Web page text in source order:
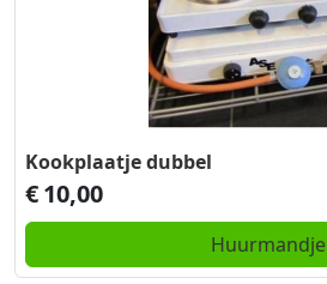
Kookplaatje dubbel
€10,00
Huurmandje